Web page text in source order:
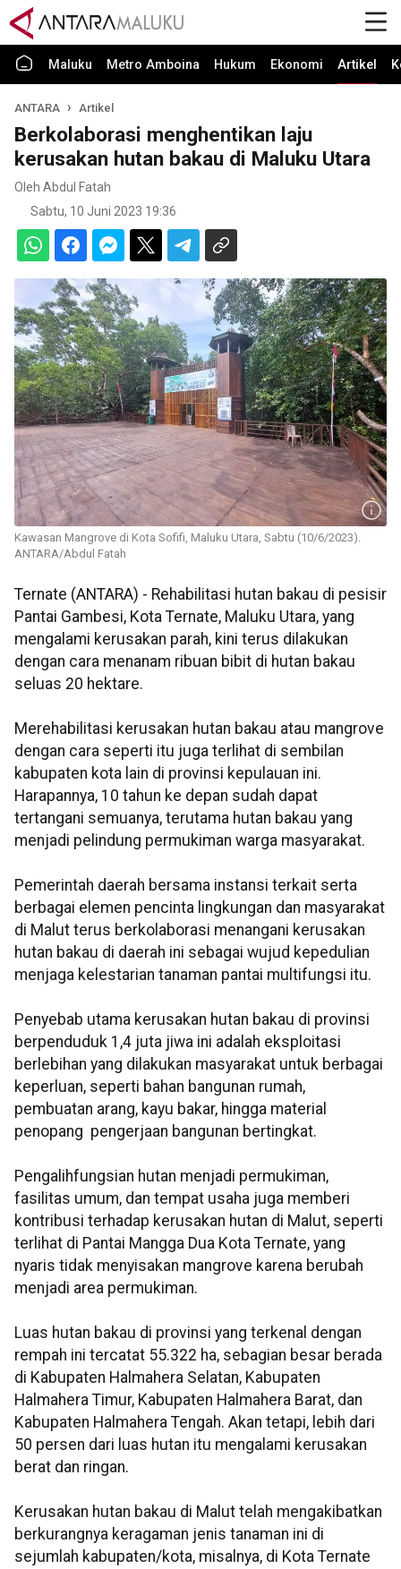
Maluku Metro Amboina Hukum Ekonomi Artikel
ANTARA Artikel
Berkolaborasi menghentikan laju
kerusakan hutan bakau di Maluku Utara
Oleh Abdul Fatah
Sabtu, 10 Juni 2023 19:36
Kawasan Mangrove di Kota Sofifi, Maluku Utara, Sabtu (10/6/2023).
ANTARA/Abdul Fatah
Ternate (ANTARA) - Rehabilitasi hutan bakau di pesisir
Pantai Gambesi, Kota Ternate, Maluku Utara, yang
mengalami kerusakan parah, kini terus dilakukan
dengan cara menanam ribuan bibit di hutan bakau
seluas 20 hektare.
Merehabilitasi kerusakan hutan bakau atau mangrove
dengan cara seperti itu juga terlihat di sembilan
kabupaten kota lain di provinsi kepulauan ini.
Harapannya, 10 tahun ke depan sudah dapat
tertangani semuanya, terutama hutan bakau yang
menjadi pelindung permukiman warga masyarakat.
Pemerintah daerah bersama instansi terkait serta
berbagai elemen pencinta lingkungan dan masyarakat
di Malut terus berkolaborasi menangani kerusakan
hutan bakau di daerah ini sebagai wujud kepedulian
menjaga kelestarian tanaman pantai multifungsi itu.
Penyebab utama kerusakan hutan bakau di provinsi
berpenduduk 1,4 juta jiwa ini adalah eksploitasi
berlebihan yang dilakukan masyarakat untuk berbagai
keperluan, seperti bahan bangunan rumah,
pembuatan arang, kayu bakar, hingga material
penopang pengerjaan bangunan bertingkat.
Pengalihfungsian hutan menjadi permukiman,
fasilitas umum, dan tempat usaha juga memberi
kontribusi terhadap kerusakan hutan di Malut, seperti
terlihat di Pantai Mangga Dua Kota Ternate, yang
nyaris tidak menyisakan mangrove karena berubah
menjadi area permukiman.
Luas hutan bakau di provinsi yang terkenal dengan
rempah ini tercatat 55.322 ha, sebagian besar berada
di Kabupaten Halmahera Selatan, Kabupaten
Halmahera Timur, Kabupaten Halmahera Barat, dan
Kabupaten Halmahera Tengah. Akan tetapi, lebih dari
50 persen dari luas hutan itu mengalami kerusakan
berat dan ringan.
Kerusakan hutan bakau di Malut telah mengakibatkan
berkurangnya keragaman jenis tanaman ini di
sejumlah kabupaten/kota, misalnya, di Kota Ternate